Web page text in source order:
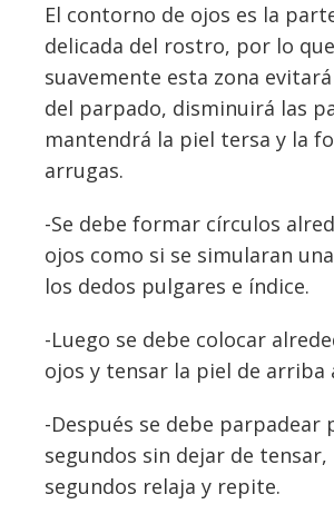
El contorno de ojos es la
delicada del rostro, por lo
suavemente esta zona
del parpado, disminuirá las
mantendrá la piel tersa y la
arrugas.
-Se debe formar círculos
ojos como si se simularan
los dedos pulgares e índice.
-Luego se debe colocar
ojos y tensar la piel de arriba
-Después se debe parpadear
segundos sin dejar de
segundos relaja y repite.